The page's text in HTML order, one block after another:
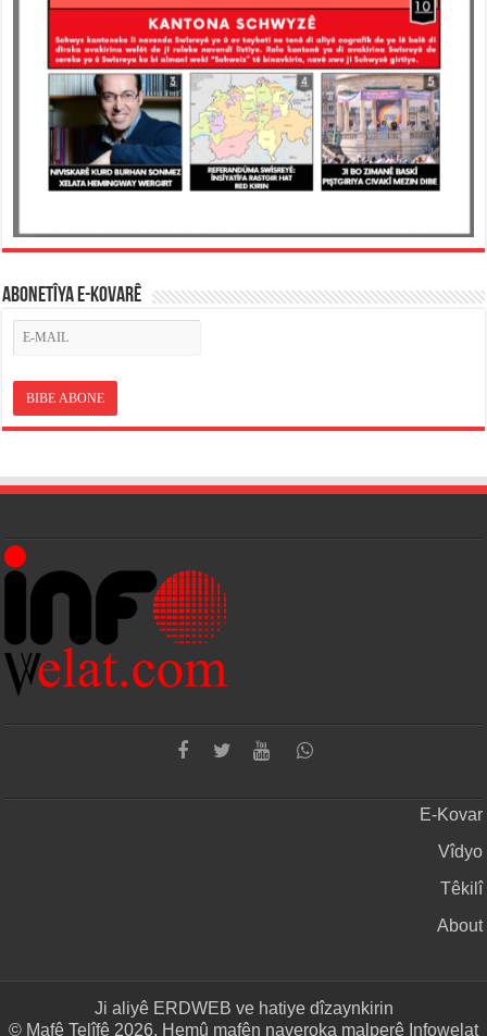
ABONETÎYA E-KOVARÊ
E-Kovar
Vîdyo
Têkilî
About
Ji aliyê ERDWEB ve hatiye dîzaynkirin
© Mafê Telîfê 2026, Hemû mafên naveroka malperê Infowelat